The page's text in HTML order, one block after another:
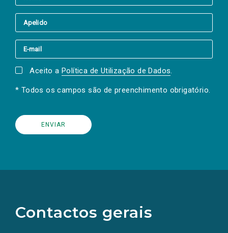
Aceito a Política de Utilização de Dados.
* Todos os campos são de preenchimento obrigatório.
Contactos gerais
redes
sociais